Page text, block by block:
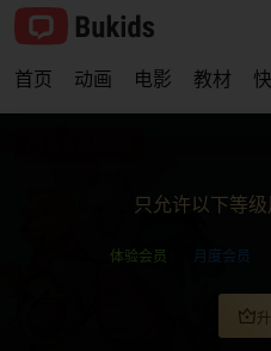
首页 动画 电影 教材
只允许以下等
体验会员 月度会员